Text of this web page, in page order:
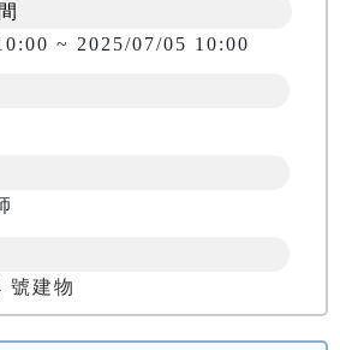
~ 2025/07/05 10:00
號建物